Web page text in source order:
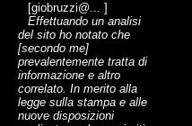
[giobruzzi@... ]
Effettuando un analisi
del sito ho notato che
[secondo me]
prevalentemente tratta di
informazione e altro
correlato. In merito alla
legge sulla stampa e alle
nuove disposizioni